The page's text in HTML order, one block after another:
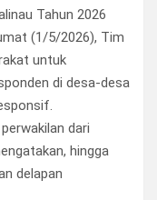
Tahun 2026
(1/5/2026), Tim
untuk
di desa-desa
dari
hingga
delapan